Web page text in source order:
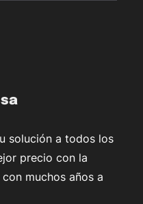
solución a todos los
precio con la
muchos años a